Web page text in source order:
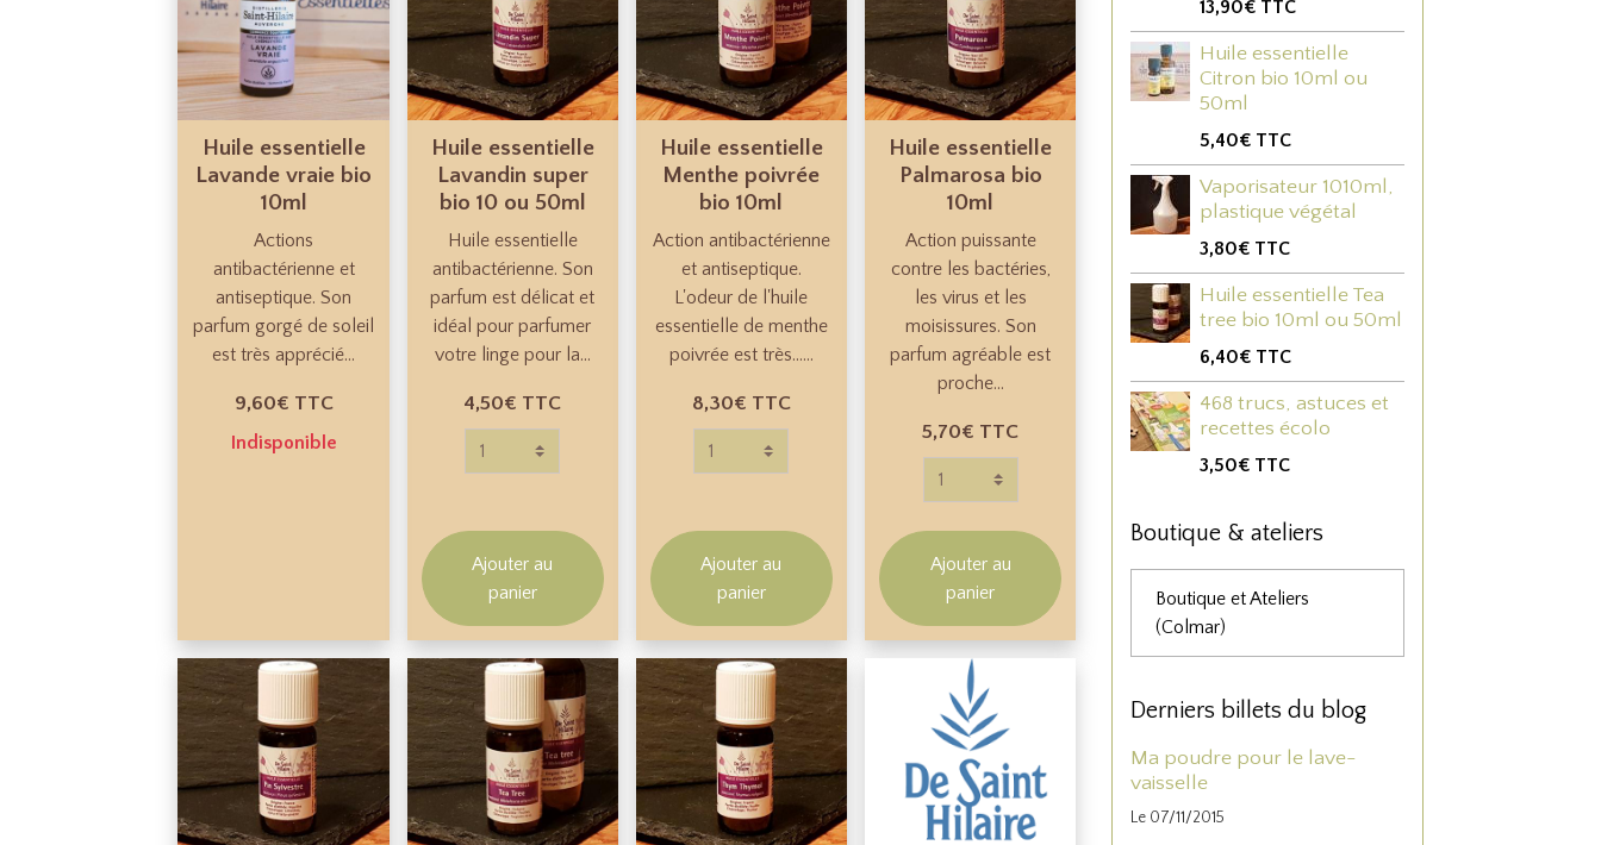
Huile essentielle
Lavande vraie bio
10ml
Actions
antibactérienne et
antiseptique. Son
parfum gorgé de soleil
est très apprécié...
9,60€ TTC
Indisponible
Huile essentielle
Lavandin super
bio 10 ou 50ml
Huile essentielle
antibactérienne. Son
parfum est délicat et
idéal pour parfumer
votre linge pour la...
4,50€ TTC
Ajouter au
panier
Huile essentielle
Menthe poivrée
bio 10ml
Action antibactérienne
et antiseptique.
L'odeur de l'huile
essentielle de menthe
poivrée est très......
8,30€ TTC
Ajouter au
panier
Huile essentielle
Palmarosa bio
10ml
Action puissante
contre les bactéries,
les virus et les
moisissures. Son
parfum agréable est
proche...
5,70€ TTC
Ajouter au
panier
13,90€ TTC
Huile essentielle
Citron bio 10ml ou
50ml
5,40€ TTC
Vaporisateur 1010ml,
plastique végétal
3,80€ TTC
Huile essentielle Tea
tree bio 10ml ou 50ml
6,40€ TTC
468 trucs, astuces et
recettes écolo
3,50€ TTC
Boutique & ateliers
Boutique et Ateliers
(Colmar)
Derniers billets du blog
Ma poudre pour le lave-
vaisselle
Le 07/11/2015